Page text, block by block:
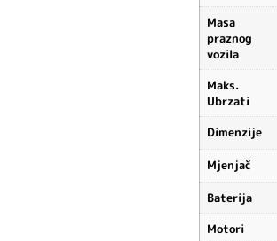
Masa
praznog
vozila
Maks.
Ubrzati
Dimenzije
Mjenjač
Baterija
Motori